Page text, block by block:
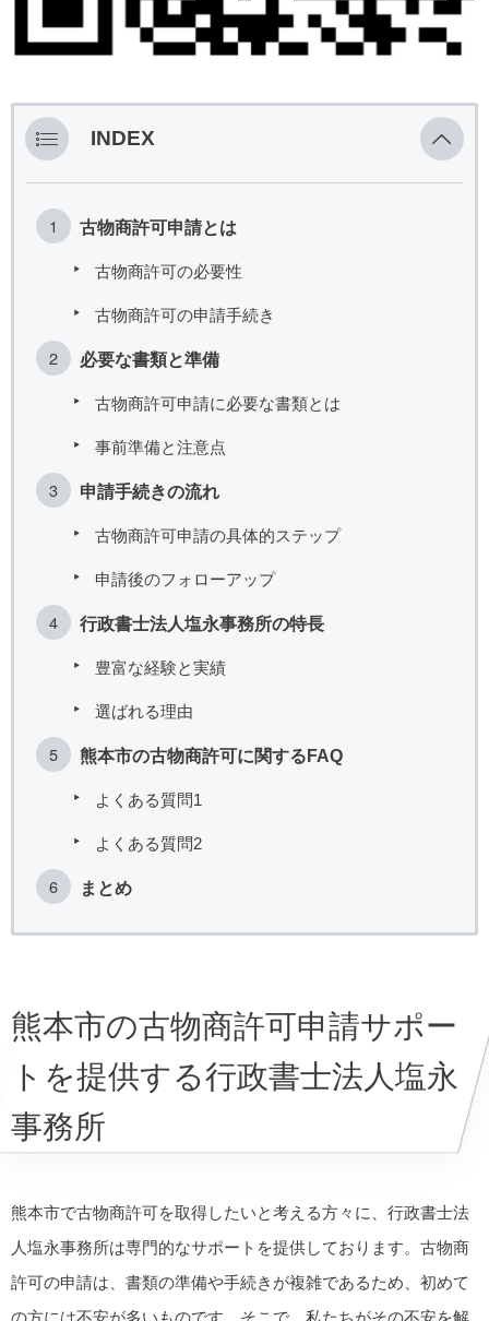
INDEX
古物商許可申請とは
古物商許可の必要性
古物商許可の申請手続き
必要な書類と準備
古物商許可申請に必要な書類とは
事前準備と注意点
申請手続きの流れ
古物商許可申請の具体的ステップ
申請後のフォローアップ
行政書士法人塩永事務所の特長
豊富な経験と実績
選ばれる理由
熊本市の古物商許可に関するFAQ
よくある質問1
よくある質問2
まとめ
熊本市の古物商許可申請サポー
トを提供する行政書士法人塩永
事務所
熊本市で古物商許可を取得したいと考える方々に、行政書士法
人塩永事務所は専門的なサポートを提供しております。古物商
許可の申請は、書類の準備や手続きが複雑であるため、初めて